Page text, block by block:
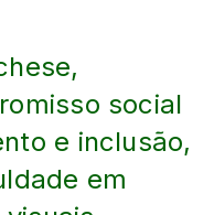
social
e inclusão,
em